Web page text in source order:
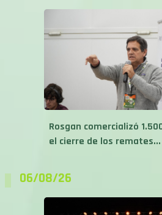
Rosgan comercializó
el cierre de los remates...
06/08/26